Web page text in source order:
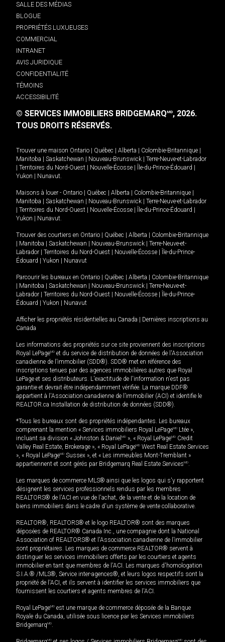
SALLE DES MÉDIAS
BLOGUE
PROPRIÉTÉS LUXUEUSES
COMMERCIAL
INTRANET
AVIS JURIDIQUE
CONFIDENTIALITÉ
TÉMOINS
ACCESSIBILITÉ
© SERVICES IMMOBILIERS BRIDGEMARQMD, 2026.
TOUS DROITS RÉSERVÉS.
Trouver une maison Ontario Québec Alberta Colombie-Britannique
Manitoba
Saskatchewan Nouveau-Brunswick
Terre-Neuve-et-Labrador
Territoires du Nord-Ouest Nouvelle-Écosse Île-du-Prince-Édouard
Yukon
Nunavut.
Maisons à louer - Ontario Québec Alberta Colombie-Britannique
Manitoba
Saskatchewan Nouveau-Brunswick
Terre-Neuve-et-Labrador
Territoires du Nord-Ouest Nouvelle-Écosse Île-du-Prince-Édouard
Yukon
Nunavut.
Trouver des courtiers en Ontario Québec Alberta
Colombie-Britannique
Manitoba Saskatchewan Nouveau-Brunswick
Terre-Neuve-et-
Labrador
Territoires du Nord-Ouest Nouvelle-Écosse
Île-du-Prince-
Édouard
Yukon Nunavut
Parcourir les bureaux en Ontario Québec Alberta
Colombie-Britannique
Manitoba Saskatchewan Nouveau-Brunswick
Terre-Neuve-et-
Labrador
Territoires du Nord-Ouest Nouvelle-Écosse
Île-du-Prince-
Édouard
Yukon Nunavut
Afficher les propriétés résidentielles au Canada
Dernières inscriptions au
Canada
Les informations des propriétés sur ce site proviennent des inscriptions
Royal LePageMD et du service de distribution de données de l'Association
canadienne de l’immobilier (SDD®). SDD® met en référence des
inscriptions tenues par des agences immobilières autres que Royal
LePage et ses distributeurs. L'exactitude de l'information n'est pas
garantie et devrait être indépendamment vérifiée. La marque DDF®
appartient à l'Association canadienne de l’immobilier (ACI) et identifie le
REALTOR.ca Installation de distribution de données (SDD®).
*Tous les bureaux sont des propriétés indépendantes. Les bureaux
comprenant la mention « Services immobiliers Royal LePageMD Ltée »,
incluant sa division « Johnston & Daniel MD », « Royal LePageMD Credit
Valley Real Estate, Brokerage », « Royal LePageMD West Real Estate Services
», « Royal LePageMD Sussex », et « Les immeubles Mont-Tremblant »
appartiennent et sont gérés par Bridgemarq Real Estate ServicesMD.
Les marques de commerce MLS® ainsi que les logos qui s'y rapportent
désignent les services professionnels rendus par les membres
REALTORS® de l'ACI en vue de l'achat, de la vente et de la location de
biens immobiliers dans le cadre d'un système de vente collaborative.
REALTOR®, REALTORS® et le logo REALTOR® sont des marques
déposées de REALTOR® Canada Inc., une compagnie dont la National
Association of REALTORS® et l'Association canadienne de l’immobilier
sont propriétaires. Les marques de commerce REALTOR® servent à
distinguer les services immobiliers offerts par les courtiers et agents
immobilier en tant que membres de l'ACI. Les marques d'homologation
S.I.A.® /MLS®, Service inter-agences®, et leurs logos respectifs sont la
propriété de l'ACI, et ils servent à identifier les services immobiliers que
fournissent les courtiers et agents membres de l'ACI.
Royal LePageMD est une marque de commerce déposée de la Banque
Royale du Canada, utilisée sous licence par les Services immobiliers
BridgemarqMD.
MD MD